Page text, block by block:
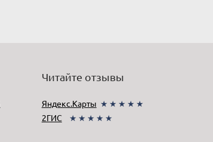
Читайте отзывы
Яндекс.Карты ★★★★★
2ГИС
★★★★★